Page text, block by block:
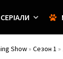
СЕРІАЛИ
Show » Сезон 1